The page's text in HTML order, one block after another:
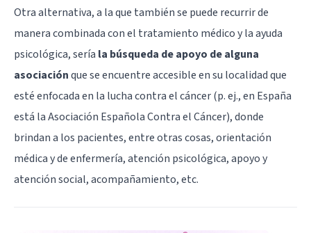
Otra alternativa, a la que también se puede recurrir de
manera combinada con el tratamiento médico y la ayuda
psicológica, sería la búsqueda de apoyo de alguna
asociaciónque se encuentre accesible en su localidad que
esté enfocada en la lucha contra el cáncer (p. ej., en España
está la Asociación Española Contra el Cáncer), donde
brindan a los pacientes, entre otras cosas, orientación
médica y de enfermería, atención psicológica, apoyo y
atención social, acompañamiento, etc.